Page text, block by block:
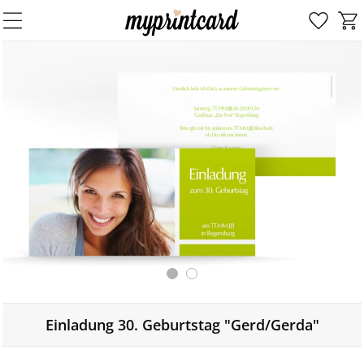
Einladung 30. Geburtstag "Gerd/Gerda"